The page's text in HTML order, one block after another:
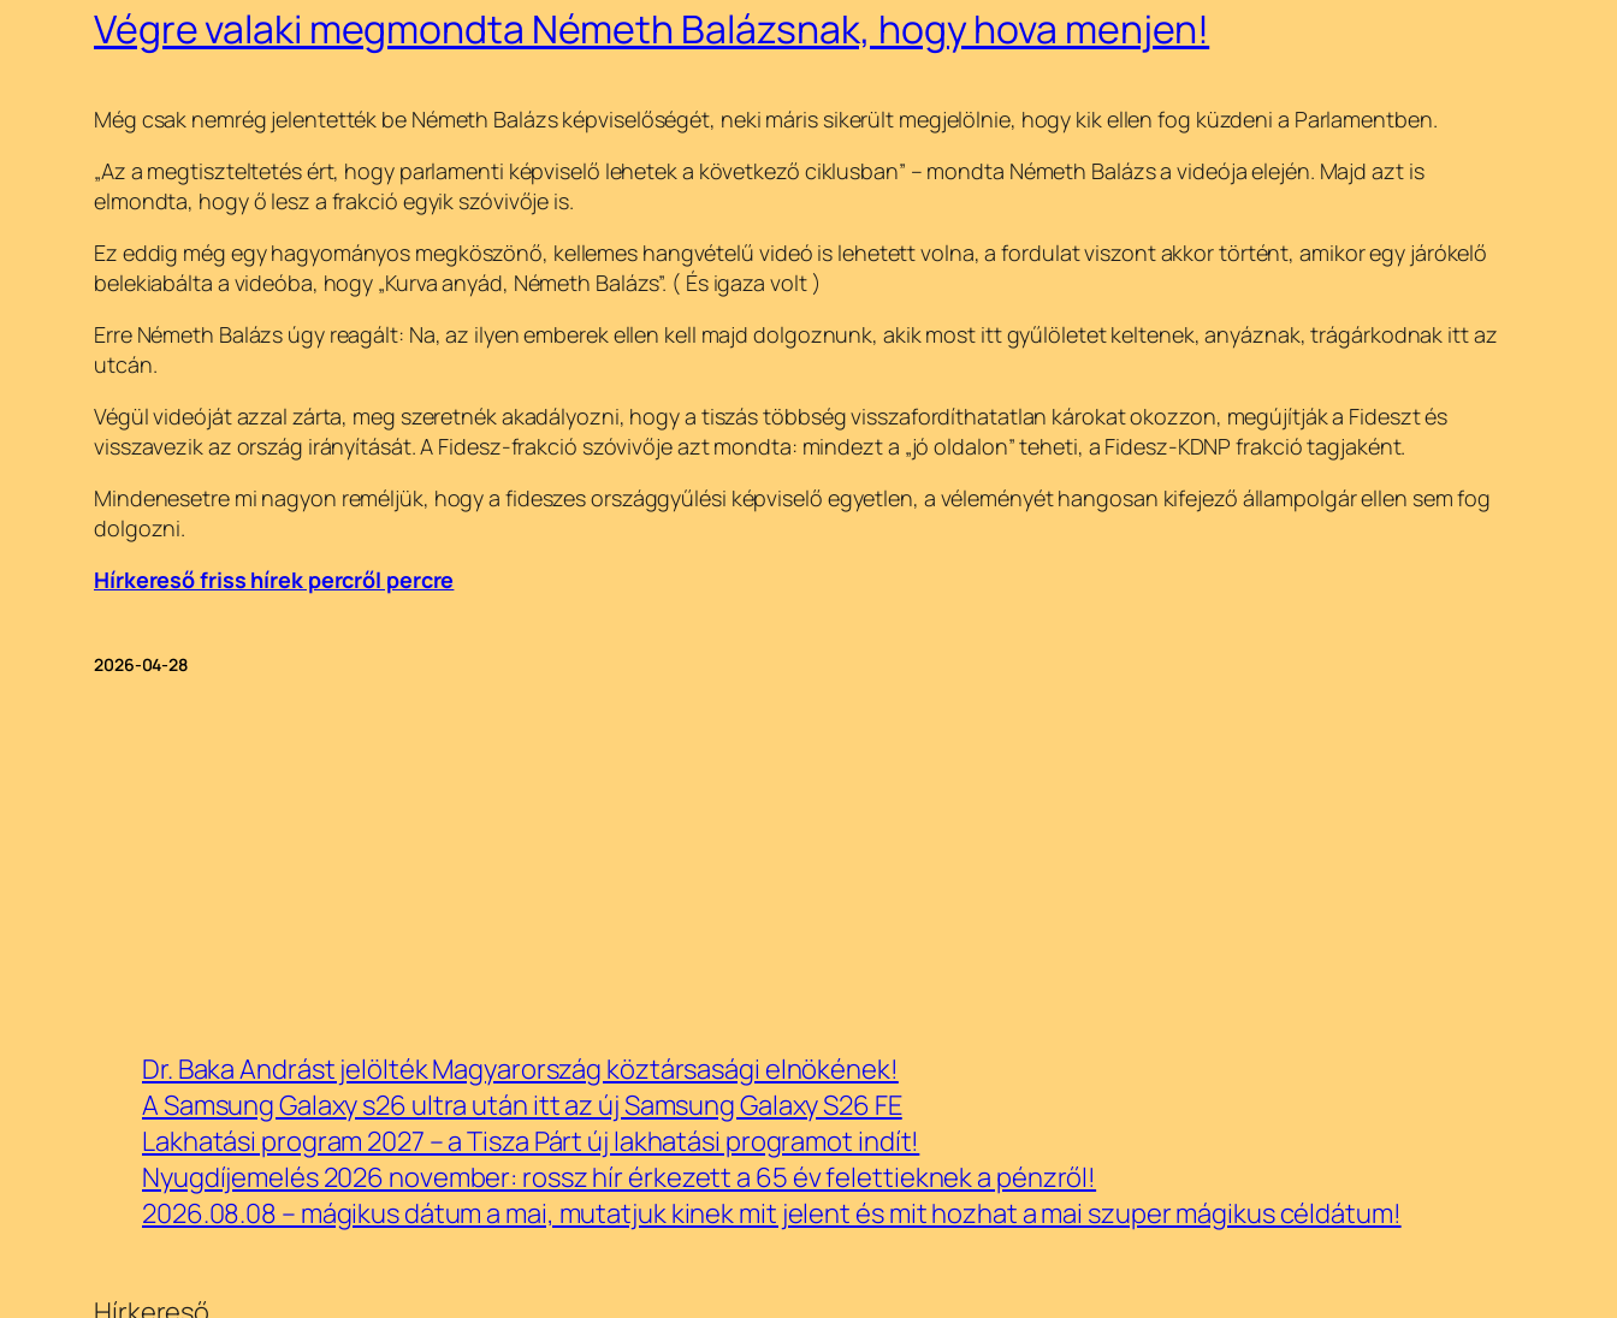
Végre valaki megmondta Németh Balázsnak, hogy hova menjen!
Még csak nemrég jelentették be Németh Balázs képviselőségét, neki máris sikerült megjelölnie, hogy kik ellen fog küzdeni a Parlamentben.
„Az a megtiszteltetés ért, hogy parlamenti képviselő lehetek a következő ciklusban” – mondta Németh Balázs a videója elején. Majd azt is
elmondta, hogy ő lesz a frakció egyik szóvivője is.
Ez eddig még egy hagyományos megköszönő, kellemes hangvételű videó is lehetett volna, a fordulat viszont akkor történt, amikor egy járókelő
belekiabálta a videóba, hogy „Kurva anyád, Németh Balázs”. ( És igaza volt )
Erre Németh Balázs úgy reagált: Na, az ilyen emberek ellen kell majd dolgoznunk, akik most itt gyűlöletet keltenek, anyáznak, trágárkodnak itt az
utcán.
Végül videóját azzal zárta, meg szeretnék akadályozni, hogy a tiszás többség visszafordíthatatlan károkat okozzon, megújítják a Fideszt és
visszavezik az ország irányítását. A Fidesz-frakció szóvivője azt mondta: mindezt a „jó oldalon” teheti, a Fidesz-KDNP frakció tagjaként.
Mindenesetre mi nagyon reméljük, hogy a fideszes országgyűlési képviselő egyetlen, a véleményét hangosan kifejező állampolgár ellen sem fog
dolgozni.
Hírkereső friss hírek percről percre
2026-04-28
Dr. Baka Andrást jelölték Magyarország köztársasági elnökének!
A Samsung Galaxy s26 ultra után itt az új Samsung Galaxy S26 FE
Lakhatási program 2027 – a Tisza Párt új lakhatási programot indít!
Nyugdíjemelés 2026 november: rossz hír érkezett a 65 év felettieknek a pénzről!
2026.08.08 – mágikus dátum a mai, mutatjuk kinek mit jelent és mit hozhat a mai szuper mágikus céldátum!